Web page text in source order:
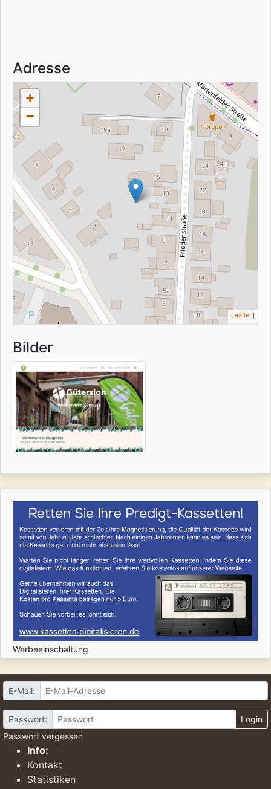
Adresse
+
−
Leaflet |
Bilder
Werbeeinschaltung
E-Mail:
Passwort:
Login
Passwort vergessen
Info:
Kontakt
Statistiken